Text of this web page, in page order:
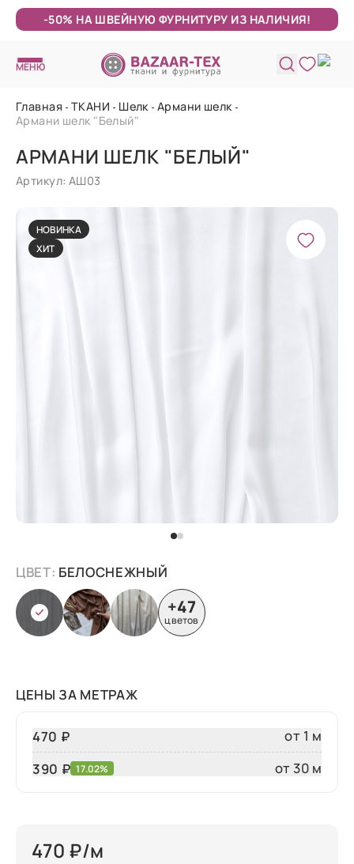
-50% НА ШВЕЙНУЮ ФУРНИТУРУ ИЗ НАЛИЧИЯ!
МЕНЮ
Главная ТКАНИ Шелк Армани шелк
Армани шелк "Белый"
АРМАНИ ШЕЛК "БЕЛЫЙ"
Артикул: АШ03
НОВИНКА
ХИТ
ЦВЕТ: БЕЛОСНЕЖНЫЙ
+47
цветов
ЦЕНЫ ЗА МЕТРАЖ
470 ₽
от 1 м
390 ₽ 17.02% от 30 м
470 ₽/м